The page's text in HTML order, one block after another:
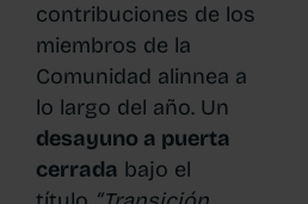
contribuciones de los
miembros de la
Comunidad alinnea a
lo largo del año. Un
desayuno a puerta
cerrada bajo el